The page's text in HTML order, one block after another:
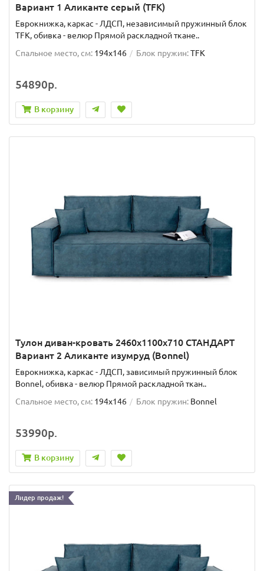
Вариант 1 Аликанте серый (TFK)
Еврокнижка, каркас - ЛДСП, независимый пружинный блок
TFK, обивка - велюр Прямой раскладной ткане..
Спальное место, см: 194x146 Блок пружин:TFK
54890р.
В корзину
Тулон диван-кровать 2460х1100х710 СТАНДАРТ
Вариант 2 Аликанте изумруд (Bonnel)
Еврокнижка, каркас - ЛДСП, зависимый пружинный блок
Bonnel, обивка - велюр Прямой раскладной ткан..
Спальное место, см: 194x146 Блок пружин: Bonnel
53990р.
В корзину
Лидер продаж!